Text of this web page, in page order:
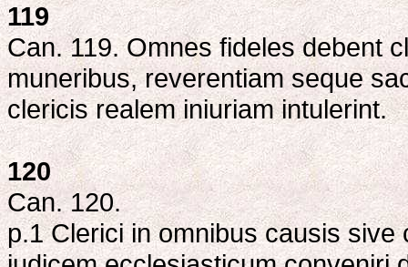
119
Can. 119. Omnes fideles debent
muneribus, reverentiam seque
clericis realem iniuriam intulerint.
120
Can. 120.
p.1 Clerici in omnibus causis